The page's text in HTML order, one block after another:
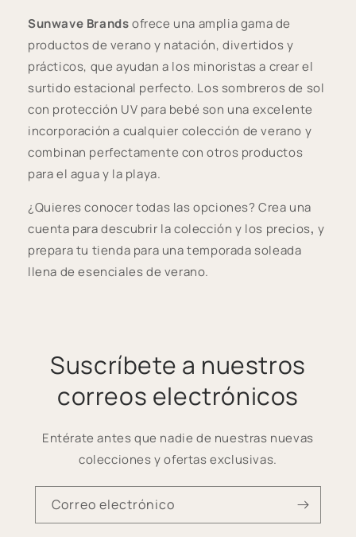
Sunwave Brandsofrece una amplia gama de
productos de verano y natación, divertidos y
prácticos, que ayudan a los minoristas a crear el
surtido estacional perfecto. Los sombreros de sol
con protección UV para bebé son una excelente
incorporación a cualquier colección de verano y
combinan perfectamente con otros productos
para el agua y la playa.
¿Quieres conocer todas las opciones? Crea una
cuenta para descubrir la colección y los precios, y
prepara tu tienda para una temporada soleada
llena de esenciales de verano.
Suscríbete a nuestros
correos electrónicos
Entérate antes que nadie de nuestras nuevas
colecciones y ofertas exclusivas.
Correo electrónico